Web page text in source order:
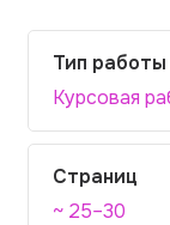
Тип работы
Курсовая
Страниц
~ 25–30